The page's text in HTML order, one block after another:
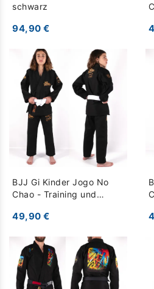
schwarz
94,90 €
BJJ Gi Kinder Jogo No
Chao - Training und
49,90 €